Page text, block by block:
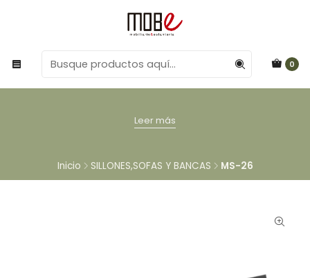
0
Leer más
Inicio SILLONES,SOFAS Y BANCAS MS-26